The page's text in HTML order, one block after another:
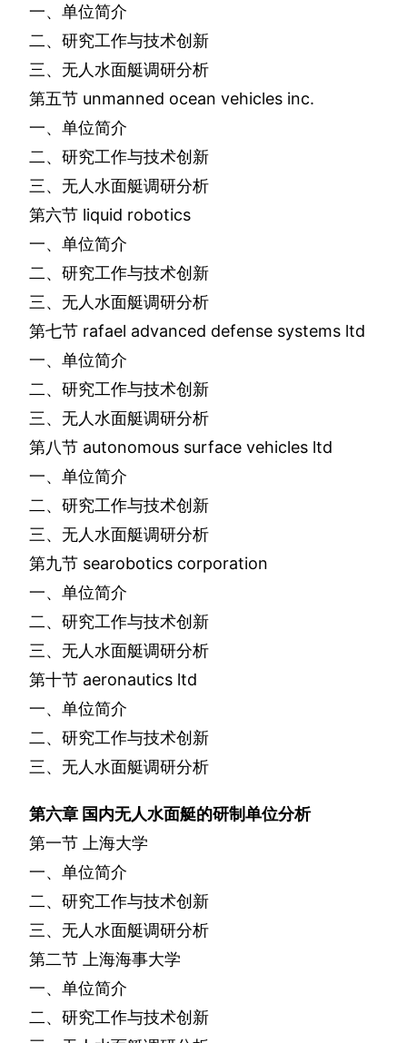
一、单位简介
二、研究工作与技术创新
三、无人水面艇调研分析
第五节 unmanned ocean vehicles inc.
一、单位简介
二、研究工作与技术创新
三、无人水面艇调研分析
第六节 liquid robotics
一、单位简介
二、研究工作与技术创新
三、无人水面艇调研分析
第七节 rafael advanced defense systems ltd
一、单位简介
二、研究工作与技术创新
三、无人水面艇调研分析
第八节 autonomous surface vehicles ltd
一、单位简介
二、研究工作与技术创新
三、无人水面艇调研分析
第九节 searobotics corporation
一、单位简介
二、研究工作与技术创新
三、无人水面艇调研分析
第十节 aeronautics ltd
一、单位简介
二、研究工作与技术创新
三、无人水面艇调研分析
第六章 国内无人水面艇的研制单位分析
第一节
上海大学
一、单位简介
二、研究工作与技术创新
三、无人水面艇调研分析
第二节
上海海事大学
一、单位简介
二、研究工作与技术创新